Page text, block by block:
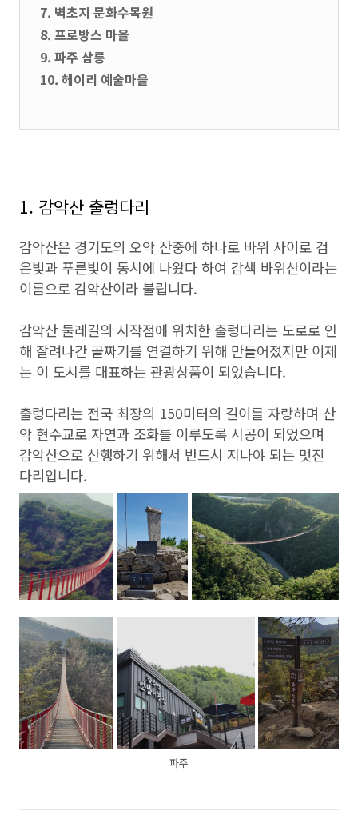
7. 벽초지 문화수목원
8. 프로방스 마을
9. 파주 삼릉
10. 헤이리 예술마을
1. 감악산 출렁다리
감악산은 경기도의 오악 산중에 하나로 바위 사이로 검
은빛과 푸른빛이 동시에 나왔다 하여 감색 바위산이라는
이름으로 감악산이라 불립니다.
감악산 둘레길의 시작점에 위치한 출렁다리는 도로로 인
해 잘려나간 골짜기를 연결하기 위해 만들어졌지만 이제
는 이 도시를 대표하는 관광상품이 되었습니다.
출렁다리는 전국 최장의 150미터의 길이를 자랑하며 산
악 현수교로 자연과 조화를 이루도록 시공이 되었으며
감악산으로 산행하기 위해서 반드시 지나야 되는 멋진
다리입니다.
파주